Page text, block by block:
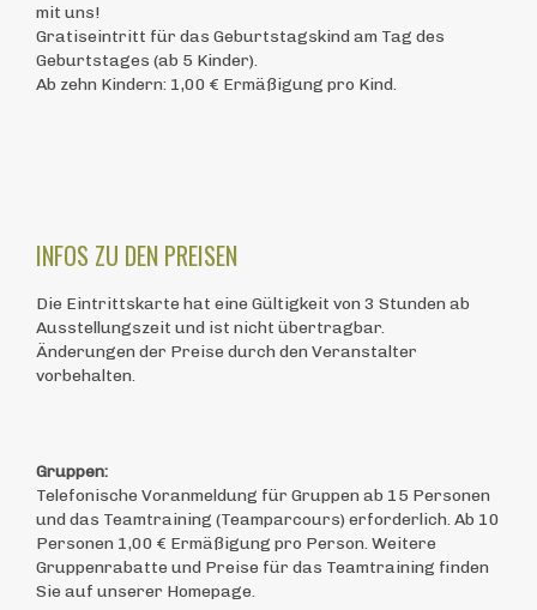
mit uns!
Gratiseintritt für das Geburtstagskind am Tag des
Geburtstages (ab 5 Kinder).
Ab zehn Kindern: 1,00 € Ermäßigung pro Kind.
INFOS ZU DEN PREISEN
Die Eintrittskarte hat eine Gültigkeit von 3 Stunden ab
Ausstellungszeit und ist nicht übertragbar.
Änderungen der Preise durch den Veranstalter
vorbehalten.
Gruppen:
Telefonische Voranmeldung für Gruppen ab 15 Personen
und das Teamtraining (Teamparcours) erforderlich. Ab 10
Personen 1,00 € Ermäßigung pro Person. Weitere
Gruppenrabatte und Preise für das Teamtraining finden
Sie auf unserer Homepage.